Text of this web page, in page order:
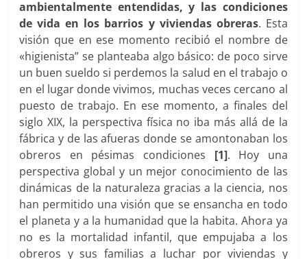
ambientalmente entendidas, y las condiciones
de vida en los barrios y viviendas obreras. Esta
visión que en ese momento recibió el nombre de
«higienista” se planteaba algo básico: de poco sirve
un buen sueldo si perdemos la salud en el trabajo o
en el lugar donde vivimos, muchas veces cercano al
puesto de trabajo. En ese momento, a finales del
siglo XIX, la perspectiva física no iba más allá de la
fábrica y de las afueras donde se amontonaban los
obreros en pésimas condiciones [1]. Hoy una
perspectiva global y un mejor conocimiento de las
dinámicas de la naturaleza gracias a la ciencia, nos
han permitido una visión que se ensancha en todo
el planeta y a la humanidad que la habita. Ahora ya
no es la mortalidad infantil, que empujaba a los
obreros y sus familias a luchar por viviendas y